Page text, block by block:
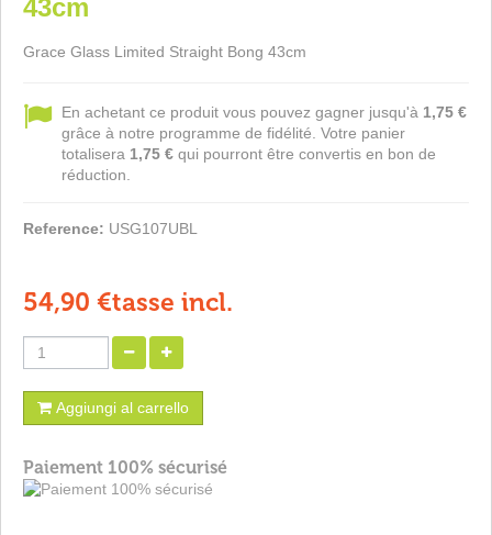
43cm
Grace Glass Limited Straight Bong 43cm
En achetant ce produit vous pouvez gagner jusqu'à 1,75 €
grâce à notre programme de fidélité. Votre panier
totalisera 1,75 € qui pourront être convertis en bon de
réduction.
Reference: USG107UBL
54,90 €tasse incl.
Aggiungi al carrello
Paiement 100% sécurisé